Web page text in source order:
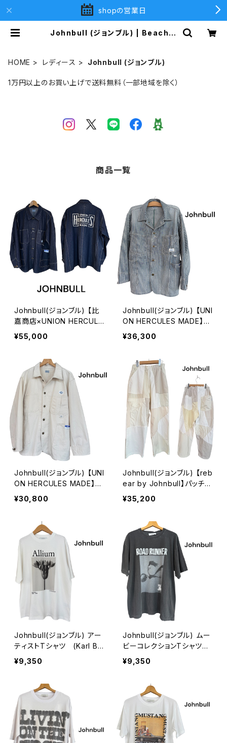
shopの営業日
Johnbull (ジョンブル) | Beach
HOME レディース Johnbull (ジョンブル)
1万円以上のお買い上げで送料無料（一部地域を除く）
商品一覧
Johnbull(ジョンブル) 【比
嘉商店×UNION HERCULE
S MADE】チョアジャケット
¥55,000
Johnbull(ジョンブル) 【UNI
ON HERCULES MADE】チ
ョアジャケット ヒッコリー
¥36,300
Johnbull(ジョンブル) 【UNI
ON HERCULES MADE】チ
ョアジャケット キナリ
¥30,800
Johnbull(ジョンブル) 【reb
ear by Johnbull】パッチワ
ークイージーパンツ
¥35,200
Johnbull(ジョンブル) アー
ティストTシャツ (Karl Bl
ossfeldt / Allium)
¥9,350
Johnbull(ジョンブル) ムー
ビーコレクションTシャツ
【SPACEJAM ROAD RUN
NER】
¥9,350